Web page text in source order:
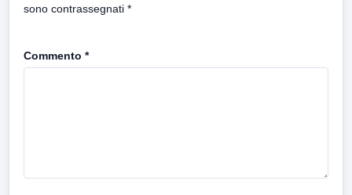
sono contrassegnati *
Commento *